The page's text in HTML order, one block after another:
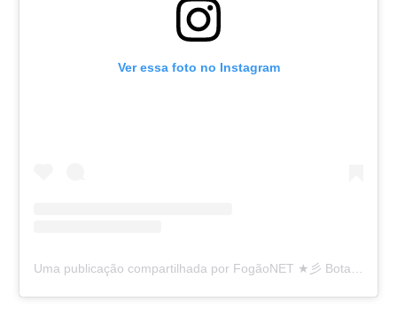
Ver essa foto no Instagram